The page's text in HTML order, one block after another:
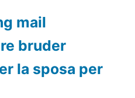
mail
bruder
la sposa per